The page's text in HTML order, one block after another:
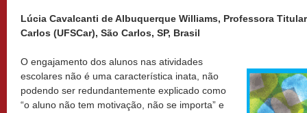
Lúcia Cavalcanti de Albuquerque Williams, Professora
Carlos (UFSCar), São Carlos, SP, Brasil
O engajamento dos alunos nas atividades
escolares não é uma característica inata, não
podendo ser redundantemente explicado como
“o aluno não tem motivação, não se importa” e